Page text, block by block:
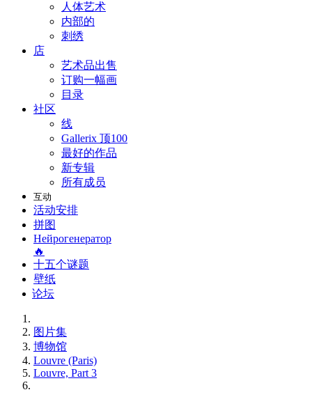
人体艺术
内部的
刺绣
店
艺术品出售
订购一幅画
目录
社区
线
Gallerix 顶100
最好的作品
新专辑
所有成员
互动
活动安排
拼图
Нейрогенератор
🔥
十五个谜题
壁纸
论坛
图片集
博物馆
Louvre (Paris)
Louvre, Part 3